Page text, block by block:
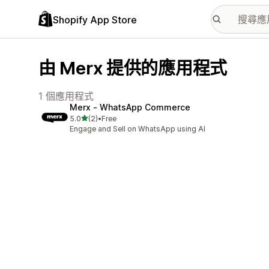
Shopify App Store
由 Merx 提供的應用程式
1 個應用程式
Merx ‑ WhatsApp Commerce
5.0滿分 5 顆星
(2)
共有 2 則評價
•Free
Engage and Sell on WhatsApp using AI